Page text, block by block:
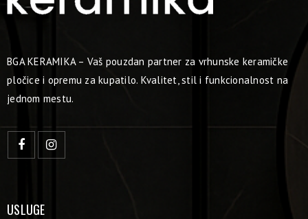
BGA KERAMIKA – Vaš pouzdan partner za vrhunske keramičke
pločice i opremu za kupatilo. Kvalitet, stil i funkcionalnost na
jednom mestu.
USLUGE